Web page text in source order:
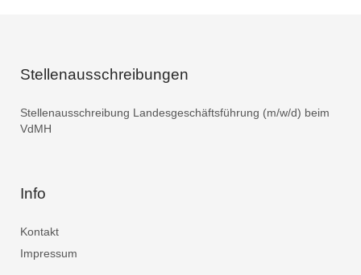
Stellenausschreibungen
Stellenausschreibung Landesgeschäftsführung (m/w/d) beim
VdMH
Info
Kontakt
Impressum